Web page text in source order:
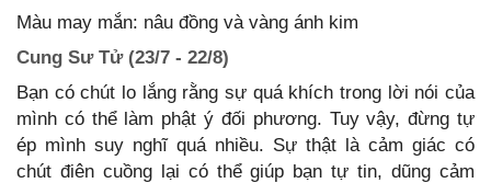
Màu may mắn: nâu đồng và vàng ánh kim
Cung Sư Tử (23/7 - 22/8)
Bạn có chút lo lắng rằng sự quá khích trong lời nói của
mình có thể làm phật ý đối phương. Tuy vậy, đừng tự
ép mình suy nghĩ quá nhiều. Sự thật là cảm giác có
chút điên cuồng lại có thể giúp bạn tự tin, dũng cảm